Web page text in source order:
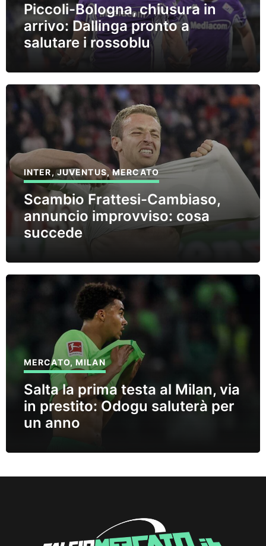
Piccoli-Bologna, chiusura in
arrivo: Dallinga pronto a
salutare i rossoblu
INTER,JUVENTUS,MERCATO
Scambio Frattesi-Cambiaso,
annuncio improvviso: cosa
succede
MERCATO, MILAN
Salta la prima testa al Milan, via
in prestito: Odogu saluterà per
un anno